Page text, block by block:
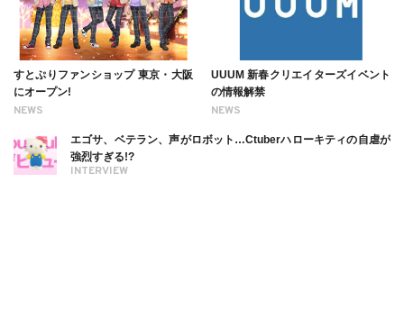
NEWS
すとぷりファンショップ 東京・大阪
にオープン!
NEWS
UUUM 新春クリエイターズイベント
の情報解禁
INTERVIEW
エゴサ、ベテラン、声がロボット…Ctuberハローキティの自虐が
強烈すぎる!?